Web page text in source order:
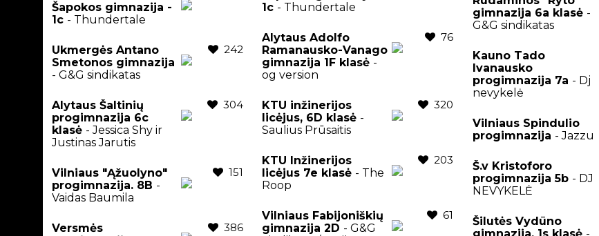
1c - Thundertale
Šapokos gimnazija -
1c - Thundertale
gimnazija 6a klasė -
G&G sindikatas
Alytaus Adolfo
Ramanausko-Vanago
gimnazija 1F klasė -
og version
76
Ukmergės Antano
Smetonos gimnazija
- G&G sindikatas
242
Kauno Tado
Ivanausko
progimnazija 7a - Dj
nevykelė
Alytaus Šaltinių
progimnazija 6c
klasė - Jessica Shy ir
Justinas Jarutis
304
KTU inžinerijos
licėjus, 6D klasė -
Saulius Prūsaitis
320
Vilniaus Spindulio
progimnazija - Jazzu
KTU Inžinerijos
licėjus 7e klasė - The
Roop
203
Š.v Kristoforo
progimnazija 5b - DJ
NEVYKELĖ
Vilniaus "Ąžuolyno"
progimnazija. 8B -
Vaidas Baumila
151
Vilniaus Fabijoniškių
gimnazija 2D - G&G
61
Šilutės Vydūno
gimnazija, 1s klasė -
Versmės
386